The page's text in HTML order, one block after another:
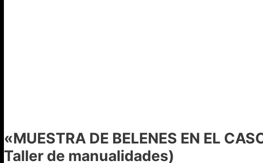
«MUESTRA DE BELENES EN EL
Taller de manualidades)